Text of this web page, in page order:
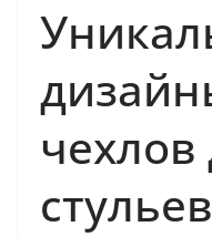
чехлов
стульев